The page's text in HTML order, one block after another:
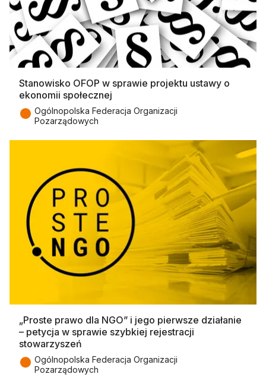
Stanowisko OFOP w sprawie projektu ustawy o
ekonomii społecznej
● Ogólnopolska Federacja Organizacji
Pozarządowych
„Proste prawo dla NGO” i jego pierwsze działanie
– petycja w sprawie szybkiej rejestracji
stowarzyszeń
● Ogólnopolska Federacja Organizacji
Pozarządowych